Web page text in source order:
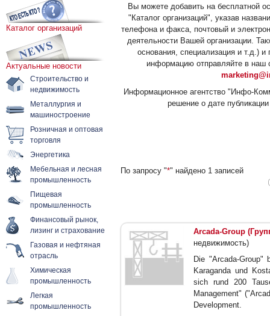
Каталог организаций
Актуальные новости
Строительство и
недвижимость
Металлургия и
машиностроение
Розничная и оптовая
торговля
Энергетика
Мебельная и лесная
промышленность
Пищевая
промышленность
Финансовый рынок,
лизинг и страхование
Газовая и нефтяная
отрасль
Химическая
промышленность
Легкая
промышленность
Вы можете добавить на бесплатной
"Каталог организаций", указав
телефона и факса, почтовый и
деятельности Вашей организации.
основания, специализация и т.д.)
информацию отправляйте в наш
Информационное агентство "Инфо-
решение о дате
По запросу "*" найдено 1 записей
Arcada-Group
недвижимость)
Die "Arcada-Group"
Karaganda und
sich rund 200
Management"
Development.